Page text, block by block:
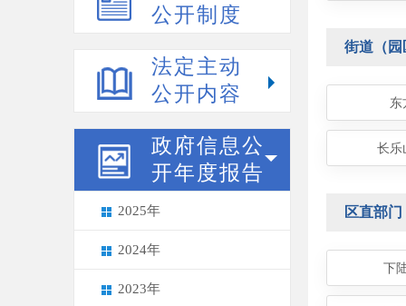
公开制度
法定主动
公开内容
政府信息公
开年度报告
2025年
2024年
2023年
街道（园
东
长乐
区直部门
下